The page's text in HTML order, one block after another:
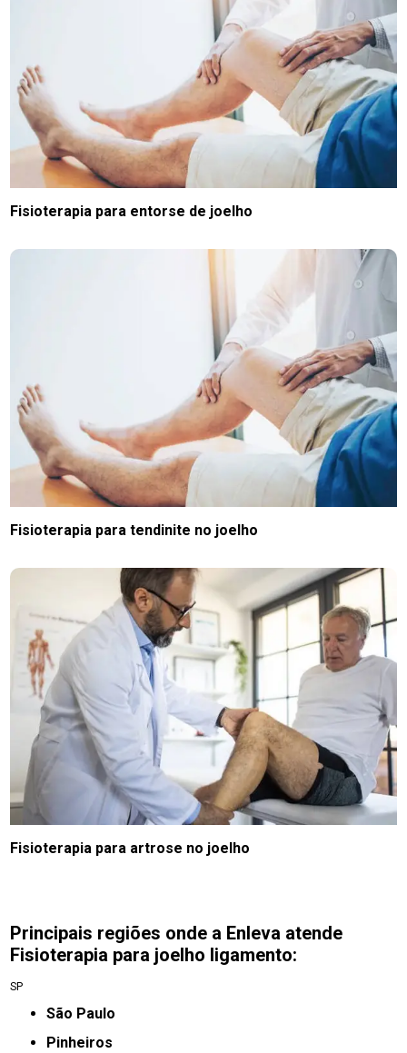
Fisioterapia para entorse de joelho
Fisioterapia para tendinite no joelho
Fisioterapia para artrose no joelho
Principais regiões onde a Enleva atende
Fisioterapia para joelho ligamento:
SP
São Paulo
Pinheiros